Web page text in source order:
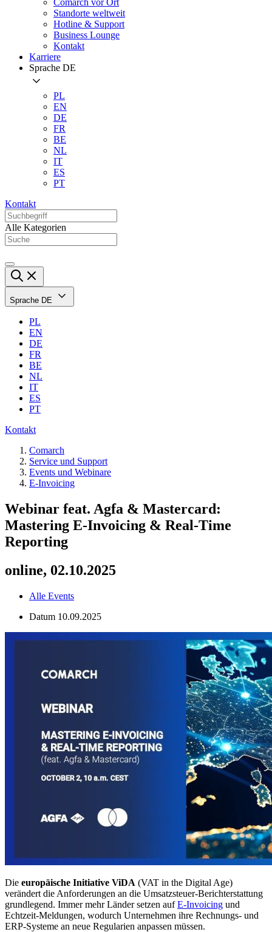
Comarch vor Ort
Standorte weltweit
Hotline & Support
Business Lounge
Kontakt
Karriere
Sprache DE
PL
EN
DE
FR
BE
NL
IT
ES
PT
Kontakt
Alle Kategorien
Sprache DE
PL
EN
DE
FR
BE
NL
IT
ES
PT
Kontakt
Comarch
Service und Support
Events und Webinare
E-Invoicing
Webinar feat. Agfa & Mastercard:
Mastering E-Invoicing & Real-Time
Reporting
online, 02.10.2025
Alle Events
Datum 10.09.2025
Die europäische Initiative ViDA (VAT in the Digital Age)
verändert die Anforderungen an die Umsatzsteuer-Berichterstattung
grundlegend. Immer mehr Länder setzen aufE-Invoicing und
Echtzeit-Meldungen, wodurch Unternehmen ihre Rechnungs- und
ERP-Systeme an neue Regularien anpassen müssen.